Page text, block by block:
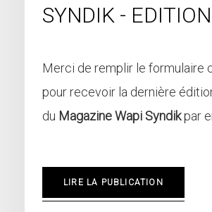
SYNDIK -
Merci de remplir le formulaire
pour recevoir la dernière
du Magazine Wapi Syndikpar
LIRE LA PUBLICATION